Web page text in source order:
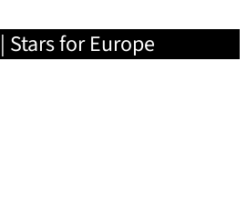
Stars for Europe